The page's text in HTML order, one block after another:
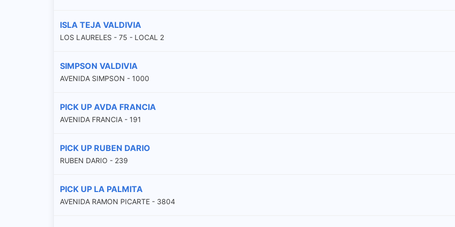
ISLA TEJA VALDIVIA
LOS LAURELES - 75 - LOCAL 2
SIMPSON VALDIVIA
AVENIDA SIMPSON - 1000
PICK UP AVDA FRANCIA
AVENIDA FRANCIA - 191
PICK UP RUBEN DARIO
RUBEN DARIO - 239
PICK UP LA PALMITA
AVENIDA RAMON PICARTE - 3804